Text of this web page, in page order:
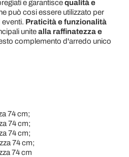
e garantiscequalità e
può cosi essere utilizzato per
Praticità e funzionalità
unitealla raffinatezza e
complemento d'arredo unico
74 cm;
74 cm;
74 cm;
74 cm;
74 cm